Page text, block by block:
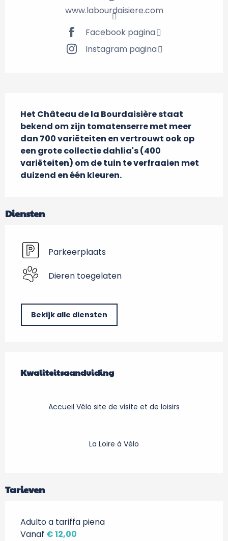
www.labourdaisiere.com
Facebook pagina
Instagram pagina
Het Château de la Bourdaisière staat
bekend om zijn tomatenserre met meer
dan 700 variëteiten en vertrouwt ook op
een grote collectie dahlia's (400
variëteiten) om de tuin te verfraaien met
duizend en één kleuren.
Diensten
Parkeerplaats
Dieren toegelaten
Bekijk alle diensten
Kwaliteitsaanduiding
Kwaliteitsaanduiding
Accueil Vélo site de visite et de loisirs
La Loire à Vélo
Tarieven
Adulto a tariffa piena
Vanaf € 12,00